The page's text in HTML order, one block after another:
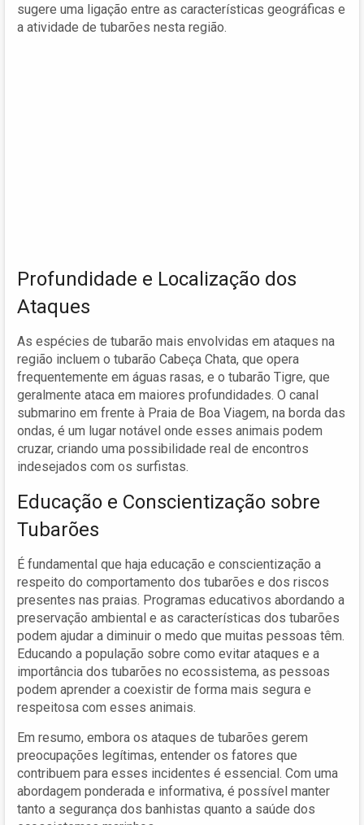
sugere uma ligação entre as características geográficas e
a atividade de tubarões nesta região.
Profundidade e Localização dos
Ataques
As espécies de tubarão mais envolvidas em ataques na
região incluem o tubarão Cabeça Chata, que opera
frequentemente em águas rasas, e o tubarão Tigre, que
geralmente ataca em maiores profundidades. O canal
submarino em frente à Praia de Boa Viagem, na borda das
ondas, é um lugar notável onde esses animais podem
cruzar, criando uma possibilidade real de encontros
indesejados com os surfistas.
Educação e Conscientização sobre
Tubarões
É fundamental que haja educação e conscientização a
respeito do comportamento dos tubarões e dos riscos
presentes nas praias. Programas educativos abordando a
preservação ambiental e as características dos tubarões
podem ajudar a diminuir o medo que muitas pessoas têm.
Educando a população sobre como evitar ataques e a
importância dos tubarões no ecossistema, as pessoas
podem aprender a coexistir de forma mais segura e
respeitosa com esses animais.
Em resumo, embora os ataques de tubarões gerem
preocupações legítimas, entender os fatores que
contribuem para esses incidentes é essencial. Com uma
abordagem ponderada e informativa, é possível manter
tanto a segurança dos banhistas quanto a saúde dos